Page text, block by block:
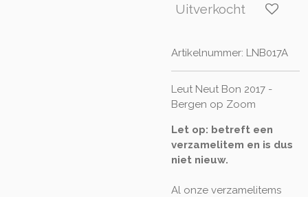
Uitverkocht
Artikelnummer: LNB017A
Leut Neut Bon 2017 -
Bergen op Zoom
Let op: betreft een
verzamelitem en is dus
niet nieuw.
Al onze verzamelitems